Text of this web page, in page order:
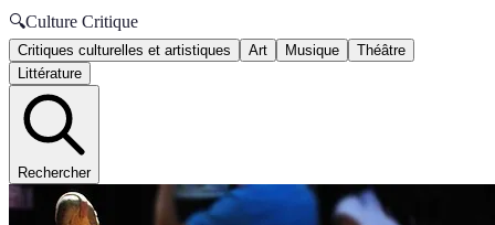
🔍Culture Critique
Critiques culturelles et artistiques Art Musique
Théâtre
Littérature
Rechercher